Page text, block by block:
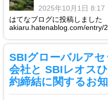
2025年10月1日 8:17
はてなブログに投稿しました
akiaru.hatenablog.com/entry/
SBIグローバルア
会社と SBIレオス
約締結に関するお